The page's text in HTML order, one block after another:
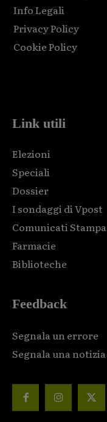
Info Legali
Privacy Policy
Cookie Policy
Link utili
Elezioni
Speciali
Dossier
I sondaggi di Vpost
Comunicati Stampa
Farmacie
Biblioteche
Feedback
Segnala un errore
Segnala una notizia